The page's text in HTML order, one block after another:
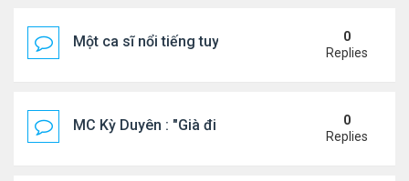
Một ca sĩ nổi tiếng tuyên bố không thu tiền tác
0
Replies
MC Kỳ Duyên : "Già đi cũng là một đặc ân"
0
Replies